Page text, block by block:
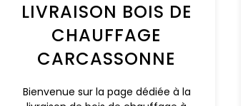
LIVRAISON BOIS DE
CHAUFFAGE
CARCASSONNE
Bienvenue sur la page dédiée à la